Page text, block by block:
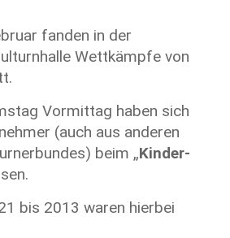
fanden in der
Wettkämpfe von
Vormittag haben sich
(auch aus anderen
beim „Kinder-
bis 2013 waren hierbei